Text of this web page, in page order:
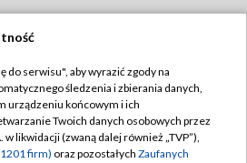
TVP
Regulamin TVP
prywatności
do serwisu", aby wyrazić zgody na
śledzenia i zbierania danych,
urządzeniu końcowym i ich
Twoich danych osobowych przez
w likwidacji (zwaną dalej również „TVP”),
firm) oraz pozostałych Zaufanych